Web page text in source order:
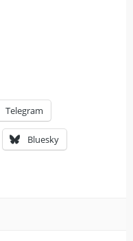
Telegram
Bluesky